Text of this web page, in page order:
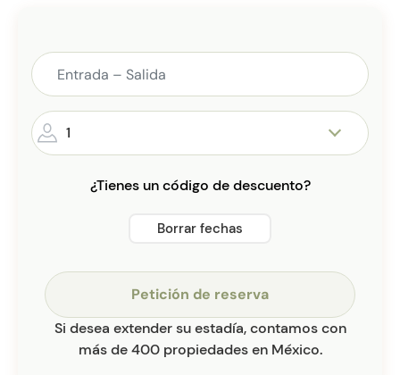
1
¿Tienes un código de descuento?
Borrar fechas
Petición de reserva
Si desea extender su estadía, contamos con
más de 400 propiedades en México.